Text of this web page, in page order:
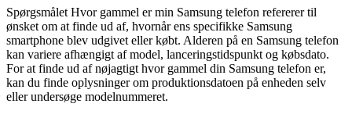
Spørgsmålet Hvor gammel er min Samsung telefon refererer til
ønsket om at finde ud af, hvornår ens specifikke Samsung
smartphone blev udgivet eller købt. Alderen på en Samsung telefon
kan variere afhængigt af model, lanceringstidspunkt og købsdato.
For at finde ud af nøjagtigt hvor gammel din Samsung telefon er,
kan du finde oplysninger om produktionsdatoen på enheden selv
eller undersøge modelnummeret.